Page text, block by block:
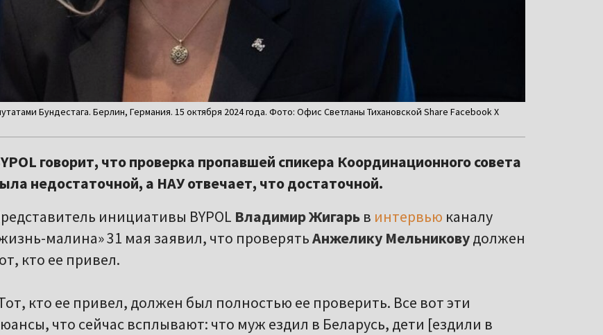
Бундестага. Берлин, Германия. 15 октября 2024 года. Фото: Офис Светланы Тихановской Share Facebook X
говорит, что проверка пропавшей спикера Координационного совета
недостаточной, а НАУ отвечает, что достаточной.
инициативы BYPOL Владимир Жигарь в интервью каналу
малина» 31 мая заявил, что проверятьАнжелику Мельниковудолжен
кто ее привел.
кто ее привел, должен был полностью ее проверить. Все вот эти
что сейчас всплывают: что муж ездил в Беларусь, дети [ездили в